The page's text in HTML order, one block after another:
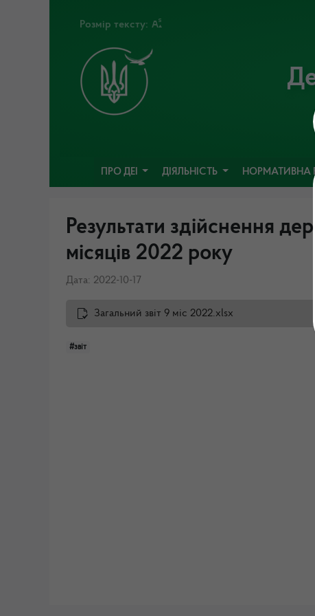
Розмір тексту:
ПРО ДЕІ ДІЯЛЬНІСТЬ НОРМАТИВНА
Результати здійснення
місяців 2022 року
Дата: 2022-10-17
Загальний звіт 9 міс 2022.xlsx
#звіт